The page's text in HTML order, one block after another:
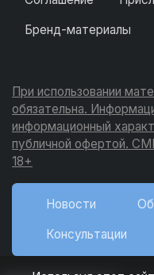
Бренд-материалы
При использовании
обязательна.
информационный
публичной офертой.
18+
Новости
Консультации